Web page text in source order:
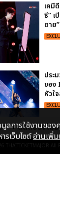
เคมี
ธี” เ
ตาย
ประ
ของ
หัวใ
า ติดต่อลงโฆ
THAITICKETMAJOR All
มูลการใช้งานขอ
รเว็บไซต์อ่านเพิ่